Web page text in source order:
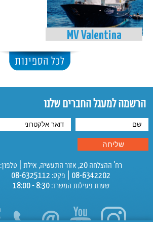
MV Valentina
לכל הספינות
הרשמה למעגל החברים שלנו
רח' ההצלחה 20, אזור התעשיה, אילת | טלפון:
08-6342202 | פקס: 08-6325112
שעות פעילות המשרד: 8:30 - 18:00